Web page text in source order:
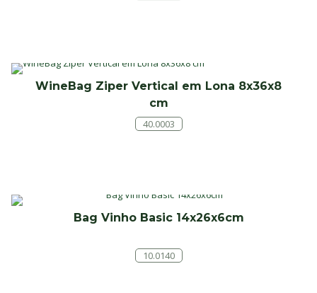
WineBag Ziper Vertical em Lona 8x36x8
cm
40.0003
Bag Vinho Basic 14x26x6cm
10.0140